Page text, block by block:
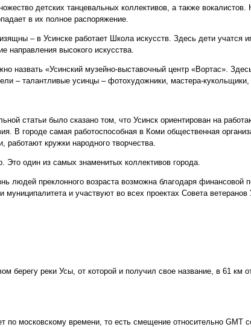
детских танцевальных коллективов, а также
в их полное распоряжение.
– в Усинске работает Школа искусств. Здесь дети учатся
направления высокого искусства.
назвать «Усинский музейно-выставочный центр «Вортас».
– талантливые усинцы – фотохудожники, мастера-
статьи было сказано том, что Усинск ориентирован на
В городе самая работоспособная в Коми общественная
работают кружки народного творчества.
Это один из самых знаменитых коллективов города.
людей преклонного возраста возможна благодаря финансовой
муниципалитета и участвуют во всех проектах Совета ветеранов
берегу реки Усы, от которой и получил свое название, в 61 км
по московскому времени, то есть смещение относительно GMT